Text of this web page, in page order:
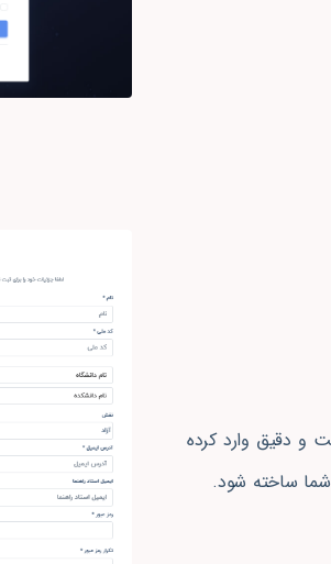
و دقیق وارد کرده
شما ساخته شود.